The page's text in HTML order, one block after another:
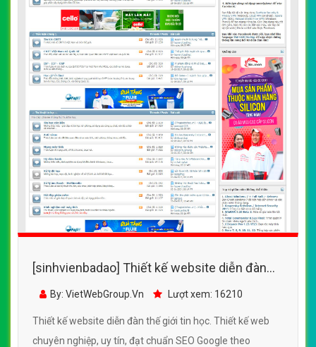
[sinhvienbadao] Thiết kế website diễn đàn
thế giới tin học đẹp SEO tốt
By: VietWebGroup.Vn Lượt xem: 16210
Thiết kế website diễn đàn thế giới tin học. Thiết kế web
chuyên nghiệp, uy tín, đạt chuẩn SEO Google theo